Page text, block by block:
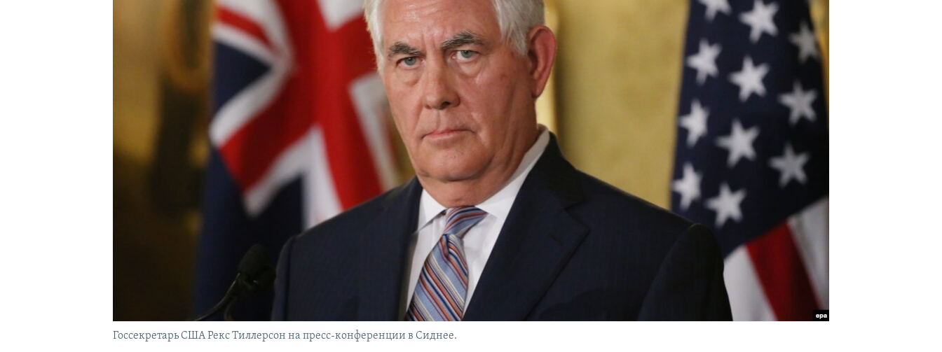
Госсекретарь США Рекс Тиллерсон на пресс-конференции в Сиднее.